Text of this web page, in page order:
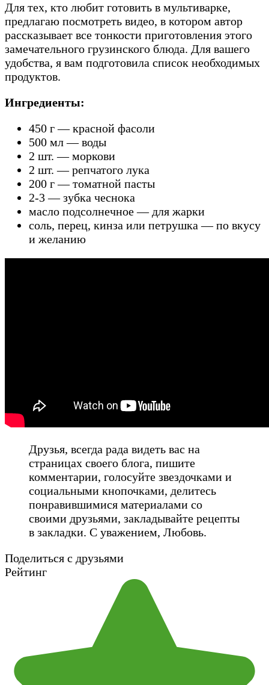
Для тех, кто любит готовить в мультиварке,
предлагаю посмотреть видео, в котором автор
рассказывает все тонкости приготовления этого
замечательного грузинского блюда. Для вашего
удобства, я вам подготовила список необходимых
продуктов.
Ингредиенты:
450 г — красной фасоли
500 мл — воды
2 шт. — моркови
2 шт. — репчатого лука
200 г — томатной пасты
2-3 — зубка чеснока
масло подсолнечное — для жарки
соль, перец, кинза или петрушка — по вкусу
и желанию
Друзья, всегда рада видеть вас на
страницах своего блога, пишите
комментарии, голосуйте звездочками и
социальными кнопочками, делитесь
понравившимися материалами со
своими друзьями, закладывайте рецепты
в закладки. С уважением, Любовь.
Поделиться с друзьями
Рейтинг